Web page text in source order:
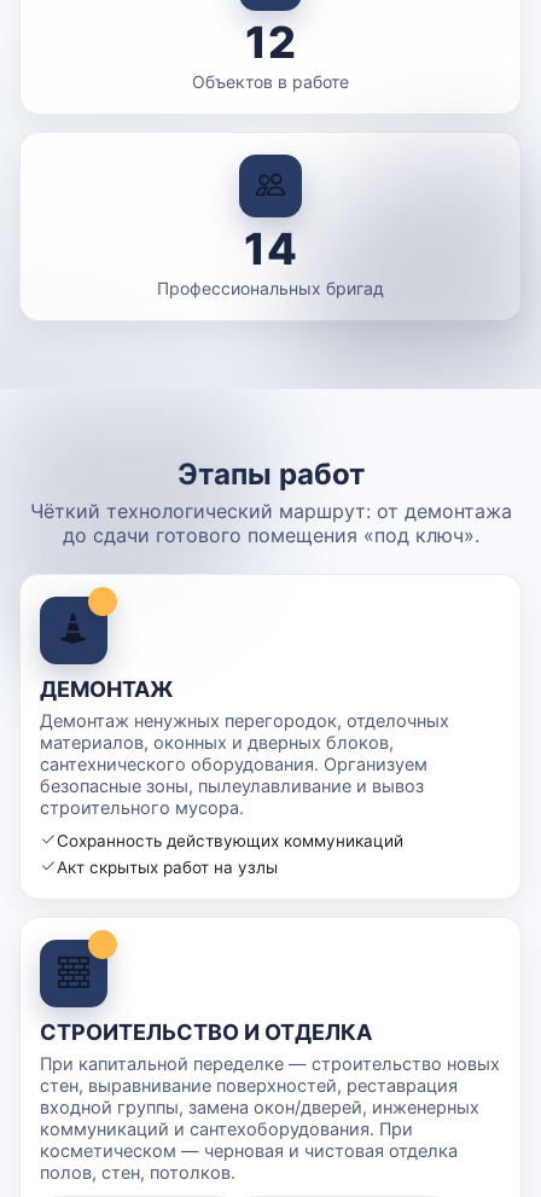
12
Объектов в работе
14
Профессиональных бригад
Этапы работ
Чёткий технологический маршрут: от демонтажа
до сдачи готового помещения «под ключ».
ДЕМОНТАЖ
Демонтаж ненужных перегородок, отделочных
материалов, оконных и дверных блоков,
сантехнического оборудования. Организуем
безопасные зоны, пылеулавливание и вывоз
строительного мусора.
Сохранность действующих коммуникаций
Акт скрытых работ на узлы
СТРОИТЕЛЬСТВО И ОТДЕЛКА
При капитальной переделке — строительство новых
стен, выравнивание поверхностей, реставрация
входной группы, замена окон/дверей, инженерных
коммуникаций и сантехоборудования. При
косметическом — черновая и чистовая отделка
полов, стен, потолков.